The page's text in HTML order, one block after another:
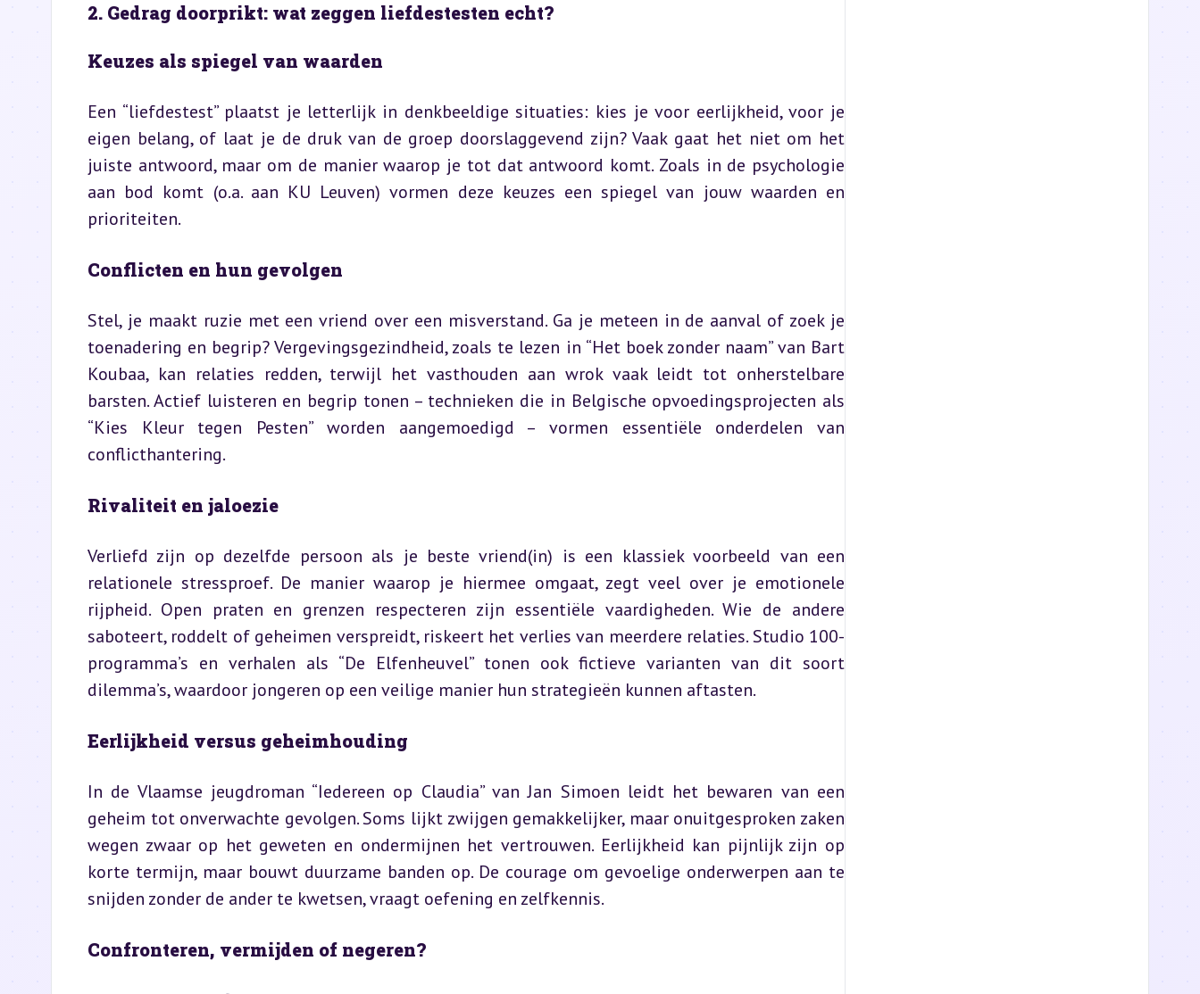
2. Gedrag doorprikt: wat zeggen liefdestesten echt?
Keuzes als spiegel van waarden
Een “liefdestest” plaatst je letterlijk in denkbeeldige situaties: kies je voor eerlijkheid, voor je
eigen belang, of laat je de druk van de groep doorslaggevend zijn? Vaak gaat het niet om het
juiste antwoord, maar om de manier waarop je tot dat antwoord komt. Zoals in de psychologie
aan bod komt (o.a. aan KU Leuven) vormen deze keuzes een spiegel van jouw waarden en
prioriteiten.
Conflicten en hun gevolgen
Stel, je maakt ruzie met een vriend over een misverstand. Ga je meteen in de aanval of zoek je
toenadering en begrip? Vergevingsgezindheid, zoals te lezen in “Het boek zonder naam” van Bart
Koubaa, kan relaties redden, terwijl het vasthouden aan wrok vaak leidt tot onherstelbare
barsten. Actief luisteren en begrip tonen – technieken die in Belgische opvoedingsprojecten als
“Kies Kleur tegen Pesten” worden aangemoedigd – vormen essentiële onderdelen van
conflicthantering.
Rivaliteit en jaloezie
Verliefd zijn op dezelfde persoon als je beste vriend(in) is een klassiek voorbeeld van een
relationele stressproef. De manier waarop je hiermee omgaat, zegt veel over je emotionele
rijpheid. Open praten en grenzen respecteren zijn essentiële vaardigheden. Wie de andere
saboteert, roddelt of geheimen verspreidt, riskeert het verlies van meerdere relaties. Studio 100-
programma’s en verhalen als “De Elfenheuvel” tonen ook fictieve varianten van dit soort
dilemma’s, waardoor jongeren op een veilige manier hun strategieën kunnen aftasten.
Eerlijkheid versus geheimhouding
In de Vlaamse jeugdroman “Iedereen op Claudia” van Jan Simoen leidt het bewaren van een
geheim tot onverwachte gevolgen. Soms lijkt zwijgen gemakkelijker, maar onuitgesproken zaken
wegen zwaar op het geweten en ondermijnen het vertrouwen. Eerlijkheid kan pijnlijk zijn op
korte termijn, maar bouwt duurzame banden op. De courage om gevoelige onderwerpen aan te
snijden zonder de ander te kwetsen, vraagt oefening en zelfkennis.
Confronteren, vermijden of negeren?